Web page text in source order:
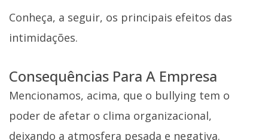
Conheça, a seguir, os principais efeitos das
intimidações.
Consequências Para A Empresa
Mencionamos, acima, que o bullying tem o
poder de afetar o clima organizacional,
deixando a atmosfera pesada e negativa.